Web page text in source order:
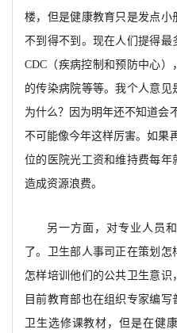
楼，但是健康教育只是发点
不到得不到。现在人们提得
CDC（疾病控制和预防中心
的传染病院等等。我个人意见
为什么？因为明年还不知道会
不可能像今年这样厉害。如果
位的医院光工资和维持费每
造成资源浪费。
另一方面，对专业人员
了。卫生部人事司正在策划怎
怎样培训他们的公共卫生意识
目前教育部也在组织专家编
卫生选修课教材，但是在健